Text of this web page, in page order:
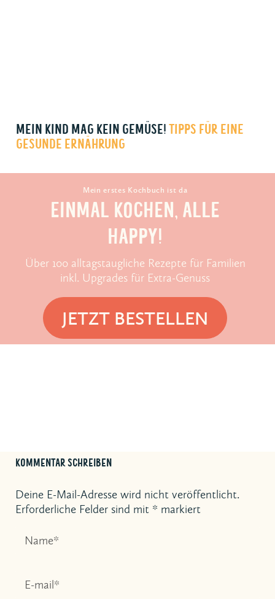
MEIN KIND MAG KEIN GEMÜSE!TIPPS FÜR EINE
GESUNDE ERNÄHRUNG
Mein erstes Kochbuch ist da
EINMAL KOCHEN, ALLE
HAPPY!
Über 100 alltagstaugliche Rezepte für Familien
inkl. Upgrades für Extra-Genuss
JETZT BESTELLEN
KOMMENTAR SCHREIBEN
Deine E-Mail-Adresse wird nicht veröffentlicht.
Erforderliche Felder sind mit * markiert